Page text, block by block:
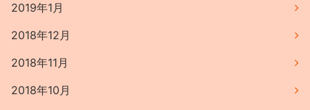
2019年1月
2018年12月
2018年11月
2018年10月